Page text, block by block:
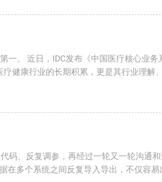
。 近日，IDC发布《中国医疗核心业
健康行业的长期积累，更是其行业理解
码、反复调参，再经过一轮又一轮沟通
多个系统之间反复导入导出，不仅容易